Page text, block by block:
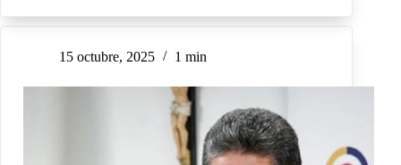
15 octubre, 2025 1 min